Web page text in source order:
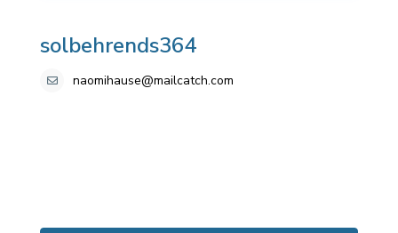
solbehrends364
naomihause@mailcatch.com